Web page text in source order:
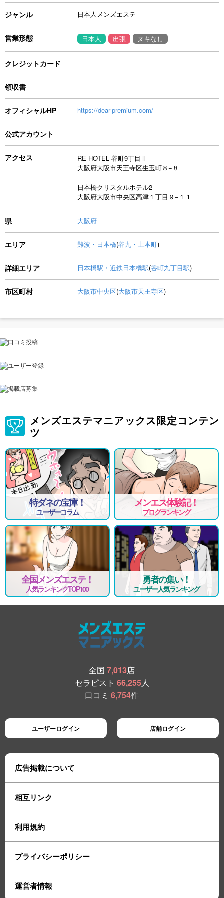
ジャンル 日本人メンズエステ
営業形態 日本人 出張 ヌキなし
クレジットカード
領収書
オフィシャルHP https://dear-premium.com/
公式アカウント
アクセス
RE HOTEL 谷町9丁目Ⅱ
大阪府大阪市天王寺区生玉町８−８
日本橋クリスタルホテル2
大阪府大阪市中央区高津１丁目９−１１
県 大阪府
エリア 難波・日本橋(谷九・上本町)
詳細エリア 日本橋駅・近鉄日本橋駅(谷町九丁目駅)
市区町村 大阪市中央区(大阪市天王寺区)
メンズエステマニアックス限定コンテン
ツ
特ダネの宝庫！
ユーザーコラム
メンエス体験記！
ブログランキング
全国メンズエステ！
人気ランキングTOP100
勇者の集い！
ユーザー人気ランキング
全国 7,013店
セラピスト 66,255人
口コミ 6,754件
ユーザーログイン 店舗ログイン
広告掲載について
相互リンク
利用規約
プライバシーポリシー
運営者情報